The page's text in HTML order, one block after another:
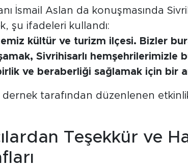
İsmail Aslan da konuşmasında
şu ifadeleri kullandı:
kültür ve turizm ilçesi. Bizler
Sivrihisarlı hemşehrilerimizle
ve beraberliği sağlamak için bir
dernek tarafından düzenlenen
Teşekkür ve